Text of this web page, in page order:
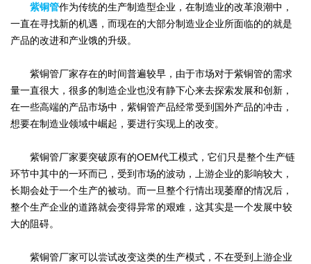
紫铜管作为传统的生产制造型企业，在制造业的改革浪潮中，
一直在寻找新的机遇，而现在的大部分制造业企业所面临的的就是
产品的改进和产业饿的升级。
紫铜管厂家存在的时间普遍较早，由于市场对于紫铜管的需求
量一直很大，很多的制造企业也没有静下心来去探索发展和创新，
在一些高端的产品市场中，紫铜管产品经常受到国外产品的冲击，
想要在制造业领域中崛起，要进行实现上的改变。
紫铜管厂家要突破原有的OEM代工模式，它们只是整个生产链
环节中其中的一环而已，受到市场的波动，上游企业的影响较大，
长期会处于一个生产的被动。而一旦整个行情出现萎靡的情况后，
整个生产企业的道路就会变得异常的艰难，这其实是一个发展中较
大的阻碍。
紫铜管厂家可以尝试改变这类的生产模式，不在受到上游企业